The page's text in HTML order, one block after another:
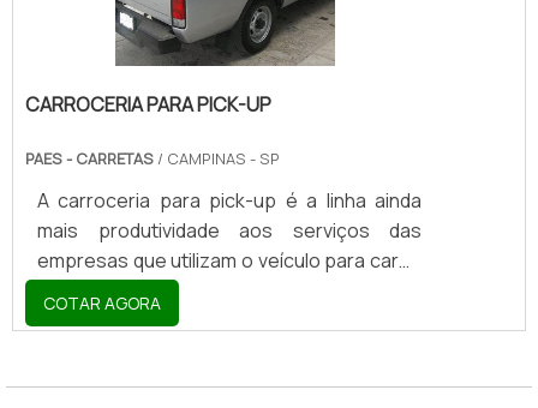
sustentação ergonômica .
CARROCERIA PARA PICK-UP
PAES - CARRETAS / CAMPINAS - SP
A carroceria para pick-up é a linha ainda
mais produtividade aos serviços das
empresas que utilizam o veículo para carga
e descarga. Diversos setores do mercado
podem contar com a carroceria, que atua
bastante econômica.A LINHA DE
COTAR AGORA